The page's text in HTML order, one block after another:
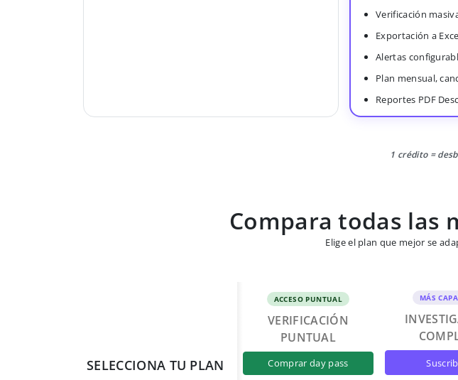
Verificación
Exportación a
Alertas
Plan mensual,
Reportes PDF
1 crédito =
Compara todas las
Elige el plan que mejor se
SELECCIONA TU PLAN
ACCESO PUNTUAL
VERIFICACIÓN
PUNTUAL
comprar day pass
MÁS